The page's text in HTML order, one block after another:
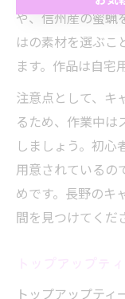
や、信州産の蜜蝋
はの素材を選ぶこ
ます。作品は自宅
注意点として、キ
るため、作業中は
しましょう。初心
用意されているの
めです。長野のキ
間を見つけてくだ
トップアップテ
お気